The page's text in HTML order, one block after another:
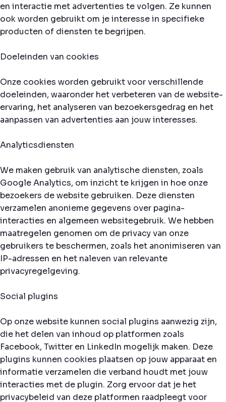
en interactie met advertenties te volgen. Ze kunnen
ook worden gebruikt om je interesse in specifieke
producten of diensten te begrijpen.
Doeleinden van cookies
Onze cookies worden gebruikt voor verschillende
doeleinden, waaronder het verbeteren van de website-
ervaring, het analyseren van bezoekersgedrag en het
aanpassen van advertenties aan jouw interesses.
Analyticsdiensten
We maken gebruik van analytische diensten, zoals
Google Analytics, om inzicht te krijgen in hoe onze
bezoekers de website gebruiken. Deze diensten
verzamelen anonieme gegevens over pagina-
interacties en algemeen websitegebruik. We hebben
maatregelen genomen om de privacy van onze
gebruikers te beschermen, zoals het anonimiseren van
IP-adressen en het naleven van relevante
privacyregelgeving.
Social plugins
Op onze website kunnen social plugins aanwezig zijn,
die het delen van inhoud op platformen zoals
Facebook, Twitter en LinkedIn mogelijk maken. Deze
plugins kunnen cookies plaatsen op jouw apparaat en
informatie verzamelen die verband houdt met jouw
interacties met de plugin. Zorg ervoor dat je het
privacybeleid van deze platformen raadpleegt voor